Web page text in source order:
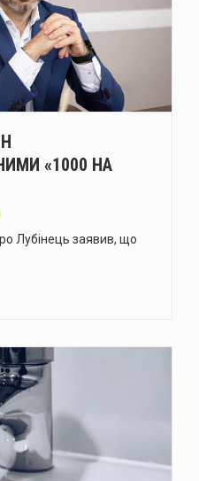
«1000 НА
Лубінець заявив, що